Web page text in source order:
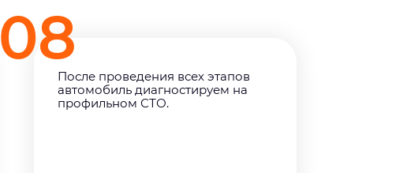
08
После проведения всех этапов
автомобиль диагностируем на
профильном СТО.